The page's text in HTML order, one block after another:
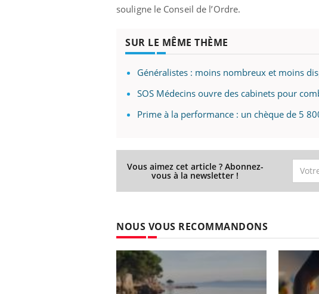
souligne le Conseil de l’Ordre.
SUR LE MÊME THÈME
Généralistes : moins nombreux et moins
SOS Médecins ouvre des cabinets pour
Prime à la performance : un chèque de 5
Vous aimez cet article ? Abonnez-
vous à la newsletter !
NOUS VOUS RECOMMANDONS